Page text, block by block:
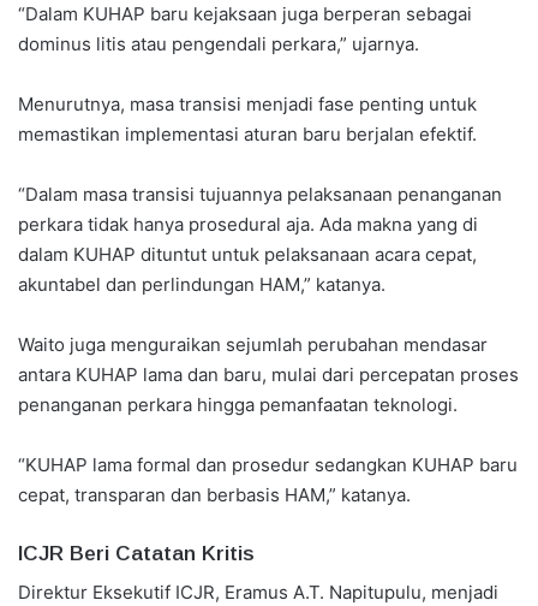
“Dalam KUHAP baru kejaksaan juga berperan sebagai
dominus litis atau pengendali perkara,” ujarnya.
Menurutnya, masa transisi menjadi fase penting untuk
memastikan implementasi aturan baru berjalan efektif.
“Dalam masa transisi tujuannya pelaksanaan penanganan
perkara tidak hanya prosedural aja. Ada makna yang di
dalam KUHAP dituntut untuk pelaksanaan acara cepat,
akuntabel dan perlindungan HAM,” katanya.
Waito juga menguraikan sejumlah perubahan mendasar
antara KUHAP lama dan baru, mulai dari percepatan proses
penanganan perkara hingga pemanfaatan teknologi.
“KUHAP lama formal dan prosedur sedangkan KUHAP baru
cepat, transparan dan berbasis HAM,” katanya.
ICJR Beri Catatan Kritis
Direktur Eksekutif ICJR, Eramus A.T. Napitupulu, menjadi